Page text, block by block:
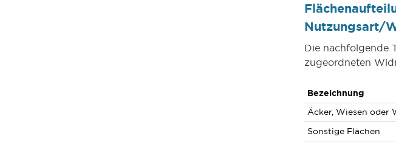
Nutzungsart/
Die nachfolgende
zugeordneten
Bezeichnung
Äcker, Wiesen oder
Sonstige Flächen